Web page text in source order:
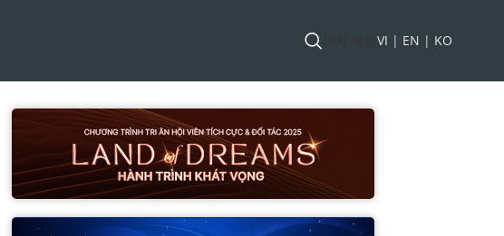
VI | EN | KO